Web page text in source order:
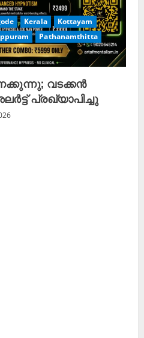
Kerala
Kottayam
Pathanamthitta
വടക്കൻ
പ്രഖ്യാപിച്ചു